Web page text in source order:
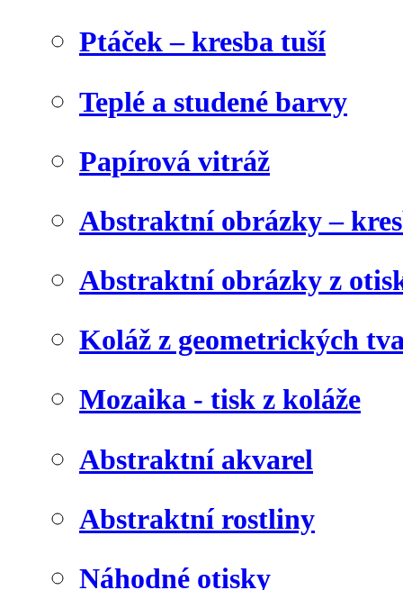
Ptáček – kresba tuší
Teplé a studené barvy
Papírová vitráž
Abstraktní obrázky –
Abstraktní obrázky z
Koláž z geometrických
Mozaika - tisk z koláže
Abstraktní akvarel
Abstraktní rostliny
Náhodné otisky